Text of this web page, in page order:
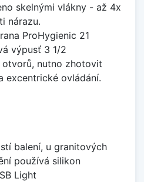
skelnými vlákny - až 4x
nárazu.
ProHygienic 21
výpusť 3 1/2
nutno zhotovit
excentrické ovládání.
balení, u granitových
používá silikon
Light